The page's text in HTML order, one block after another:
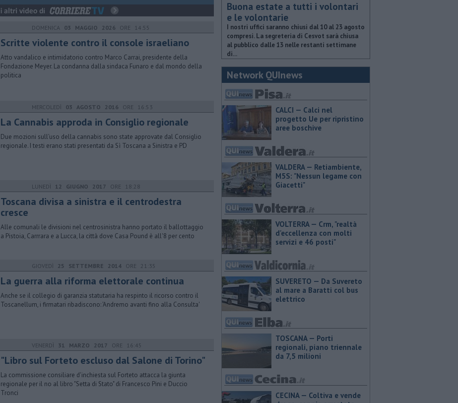
DOMENICA 03 MAGGIO 2026 ORE 14:55
Scritte violente contro il console israeliano
Atto vandalico e intimidatorio contro Marco Carrai, presidente della
Fondazione Meyer. La condanna dalla sindaca Funaro e dal mondo della
politica
MERCOLEDÌ 03 AGOSTO 2016 ORE 16:53
La Cannabis approda in Consiglio regionale
Due mozioni sull’uso della cannabis sono state approvate dal Consiglio
regionale. I testi erano stati presentati da Sì Toscana a Sinistra e PD
LUNEDÌ 12 GIUGNO 2017 ORE 18:28
Toscana divisa a sinistra e il centrodestra
cresce
Alle comunali le divisioni nel centrosinistra hanno portato il ballottaggio
a Pistoia, Carrrara e a Lucca, la città dove Casa Pound è all'8 per cento
GIOVEDÌ 25 SETTEMBRE 2014ORE 21:35
La guerra alla riforma elettorale continua
Anche se il collegio di garanzia statutaria ha respinto il ricorso contro il
Toscanellum, i firmatari ribadiscono: 'Andremo avanti fino alla Consulta'
VENERDÌ 31 MARZO 2017 ORE 16:45
"Libro sul Forteto escluso dal Salone di Torino"
La commissione consiliare d'inchiesta sul Forteto attacca la giunta
regionale per il no al libro "Setta di Stato" di Francesco Pini e Duccio
Tronci
Buona estate a tutti i volontari
e le volontarie
I nostri uffici saranno chiusi dal 10 al 23 agosto
compresi. La segreteria di Cesvot sarà chiusa
al pubblico dalle 13 nelle restanti settimane
di...
Network QUInews
CALCI — Calci nel
progetto Ue per ripristino
aree boschive
VALDERA — Retiambiente,
M5S: "Nessun legame con
Giacetti"
VOLTERRA — Crm, "realtà
d'eccellenza con molti
servizi e 46 posti"
SUVERETO — Da Suvereto
al mare a Baratti col bus
elettrico
TOSCANA — Porti
regionali, piano triennale
da 7,5 milioni
CECINA — Coltiva e vende